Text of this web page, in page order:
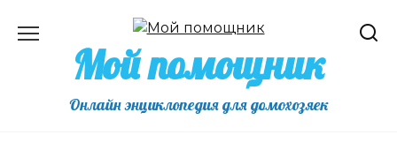
содержаниюМой помощник
Онлайн энциклопедия для домохозяек